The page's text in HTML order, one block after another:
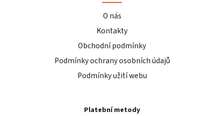
O nás
Kontakty
Obchodní podmínky
Podmínky ochrany osobních údajů
Podmínky užití webu
Platební metody